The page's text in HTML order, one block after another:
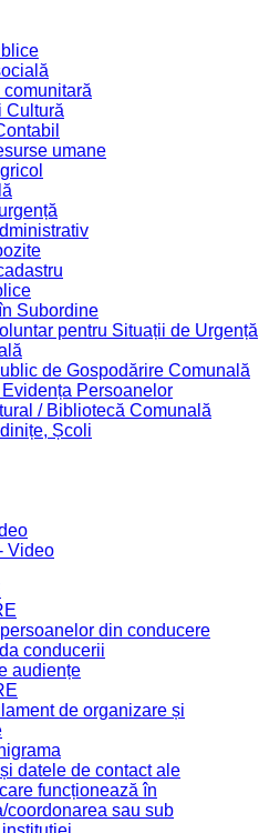
comunitară
Cultură
umane
Subordine
pentru Situații de Urgență
de Gospodărire Comunală
Persoanelor
/ Bibliotecă Comunală
Școli
Video
din conducere
conducerii
audiențe
de organizare și
datele de contact ale
funcționează în
coordonarea sau sub